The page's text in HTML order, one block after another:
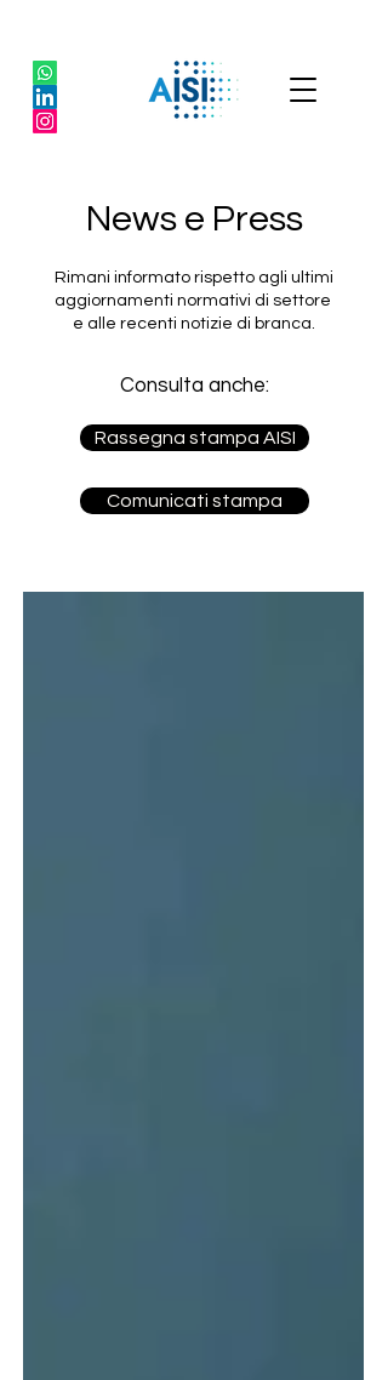
News e Press
Rimani informato rispetto agli ultimi
aggiornamenti normativi di settore
e alle recenti notizie di branca.
Consulta anche:
Rassegna stampa AISI
Comunicati stampa